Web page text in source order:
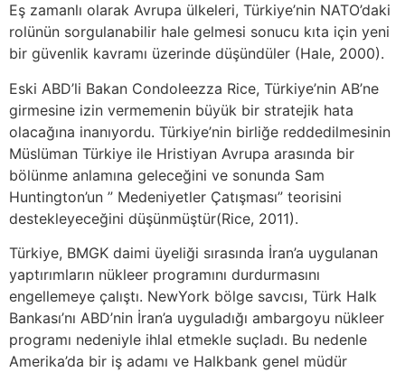
Eş zamanlı olarak Avrupa ülkeleri, Türkiye’nin NATO’daki
rolünün sorgulanabilir hale gelmesi sonucu kıta için yeni
bir güvenlik kavramı üzerinde düşündüler (Hale, 2000).
Eski ABD’li Bakan Condoleezza Rice, Türkiye’nin AB’ne
girmesine izin vermemenin büyük bir stratejik hata
olacağına inanıyordu. Türkiye’nin birliğe reddedilmesinin
Müslüman Türkiye ile Hristiyan Avrupa arasında bir
bölünme anlamına geleceğini ve sonunda Sam
Huntington’un ” Medeniyetler Çatışması” teorisini
destekleyeceğini düşünmüştür(Rice, 2011).
Türkiye, BMGK daimi üyeliği sırasında İran’a uygulanan
yaptırımların nükleer programını durdurmasını
engellemeye çalıştı. NewYork bölge savcısı, Türk Halk
Bankası’nı ABD’nin İran’a uyguladığı ambargoyu nükleer
programı nedeniyle ihlal etmekle suçladı. Bu nedenle
Amerika’da bir iş adamı ve Halkbank genel müdür